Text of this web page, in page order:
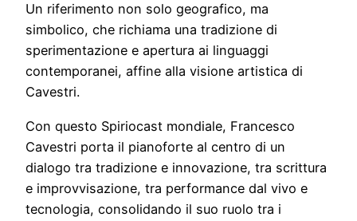
Un riferimento non solo geografico, ma
simbolico, che richiama una tradizione di
sperimentazione e apertura ai linguaggi
contemporanei, affine alla visione artistica di
Cavestri.
Con questo Spiriocast mondiale, Francesco
Cavestri porta il pianoforte al centro di un
dialogo tra tradizione e innovazione, tra scrittura
e improvvisazione, tra performance dal vivo e
tecnologia, consolidando il suo ruolo tra i